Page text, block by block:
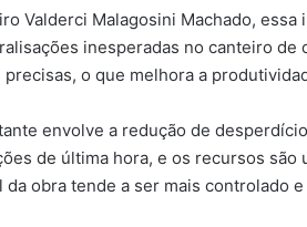
Valderci Malagosini Machado,
inesperadas no canteiro de
o que melhora a
envolve a redução de
de última hora, e os recursos
da obra tende a ser mais controlado